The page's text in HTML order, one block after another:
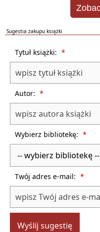
Sugestia zakupu książki
Tytuł książki: *
Autor: *
Wybierz bibliotekę: *
Twój adres e-mail: *
Wyślij sugestię